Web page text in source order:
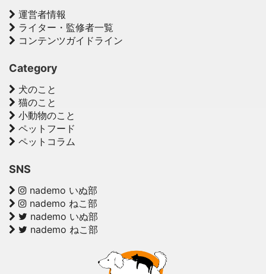
運営者情報
ライター・監修者一覧
コンテンツガイドライン
Category
犬のこと
猫のこと
小動物のこと
ペットフード
ペットコラム
SNS
nademo いぬ部
nademo ねこ部
nademo いぬ部
nademo ねこ部